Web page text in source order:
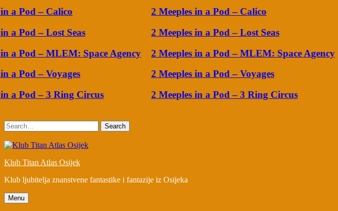
a Pod – Calico
a Pod – Lost Seas
a Pod – MLEM: Space Agency
a Pod – Voyages
a Pod – 3 Ring Circus
2 Meeples in a Pod – Calico
2 Meeples in a Pod – Lost Seas
2 Meeples in a Pod – MLEM: Space Agency
2 Meeples in a Pod – Voyages
2 Meeples in a Pod – 3 Ring Circus
Search
Klub Titan Atlas Osijek
Klub ljubitelja znanstvene fantastike i fantazije iz Osijeka
Menu